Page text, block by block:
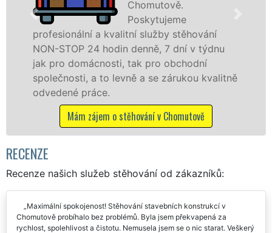
služby zajišťujeme domácnostem i firmám
celém okresu Chomutov se zárukou
franchisové sítě EXTRA STĚHOVÁNÍ.
Nabízíme stěhovací služby NON-STOP
včetně víkendů a svátků bez příplatků.
Mám zájem o stěhovací služby v Chomutově
RECENZE
Recenze našich služeb stěhování od zákazníků:
Maximální spokojenost! Stěhování stavebních konstrukcí v
Chomutově probíhalo bez problémů. Byla jsem překvapená za
rychlost, spolehlivost a čistotu. Nemusela jsem se o nic starat. Veškerý